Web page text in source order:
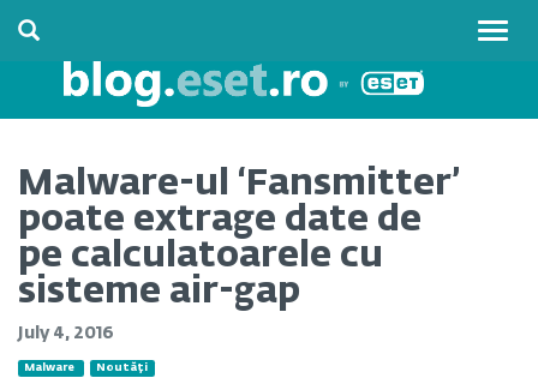
Malware-ul ‘Fansmitter’
poate extrage date de
pe calculatoarele cu
sisteme air-gap
July 4, 2016
Malware Noutăți